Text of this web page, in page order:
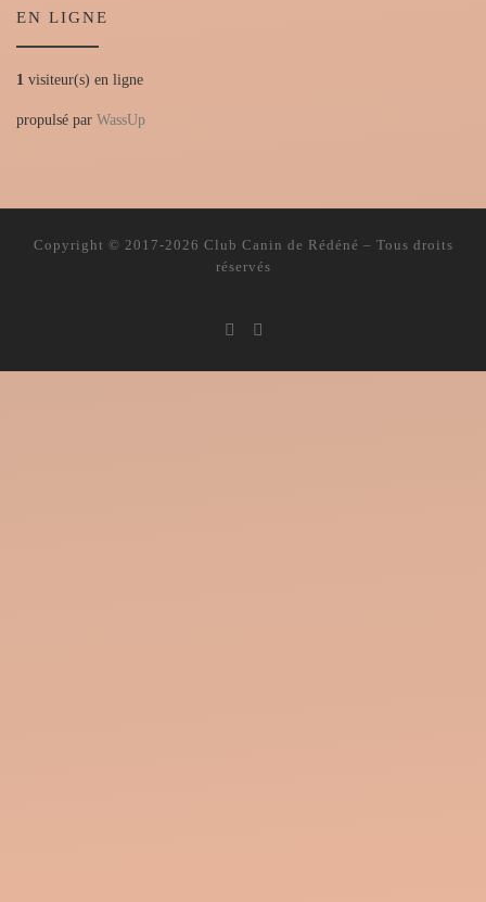
EN LIGNE
1 visiteur(s) en ligne
propulsé par WassUp
Copyright © 2017-2026 Club Canin de Rédéné – Tous droits
réservés